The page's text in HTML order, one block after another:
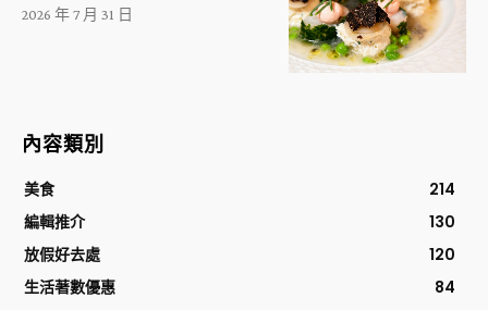
2026 年 7 月 31 日
內容類別
美食
214
編輯推介
130
放假好去處
120
生活著數優惠
84